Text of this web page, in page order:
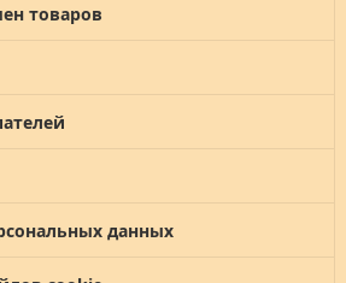
товаров
данных